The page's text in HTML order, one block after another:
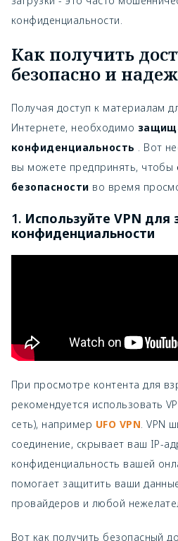
конфиденциальности.
Как получить
безопасно и
Получая доступ к материалам
Интернете, необходимо
конфиденциальность
. Вот
вы можете предпринять, чтобы
безопасности во время
1. Используйте VPN для
конфиденциальности
При просмотре контента для
рекомендуется использовать
сеть), например UFО VPN . VPN
соединение, скрывает ваш IP-
конфиденциальность вашей
помогает защитить ваши
провайдеров и любой
Вот как получить безопасный